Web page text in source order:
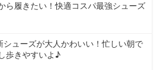
ら履きたい！快適コスパ最強シューズ
シューズが大人かわいい！忙しい朝で
歩きやすいよ♪